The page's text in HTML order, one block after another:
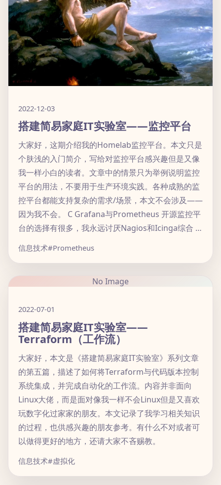
2022-12-03
搭建简易家庭IT实验室——监控平台
大家好，这期介绍我的Homelab监控平台。本文只是
个肤浅的入门简介，写给对监控平台感兴趣但是又像
我一样小白的读者。文章中的情景只为举例说明监控
平台的用法，不要用于生产环境实践。各种成熟的监
控平台都能支持复杂的需求/场景，本文不会涉及——
因为我不会。 C Grafana与Prometheus 开源监控平
台的选择有很多，我永远讨厌Nagios和Icinga综合 …
信息技术#Prometheus
No Image
2022-07-01
搭建简易家庭IT实验室——
Terraform（工作流）
大家好，本文是《搭建简易家庭IT实验室》系列文章
的第五篇，描述了如何将Terraform与代码版本控制
系统集成，并完成自动化的工作流。内容并非面向
Linux大佬，而是面对像我一样不会Linux但是又喜欢
玩数字化过家家的朋友。本文记录了我学习相关知识
的过程，也供感兴趣的朋友参考。有什么不对或者可
以做得更好的地方，还请大家不吝赐教。
信息技术#虚拟化